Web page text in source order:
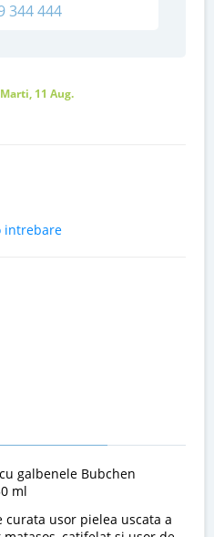
11 Aug.
intrebare
344 444
galbenele Bubchen
ml
curata usor pielea uscata a